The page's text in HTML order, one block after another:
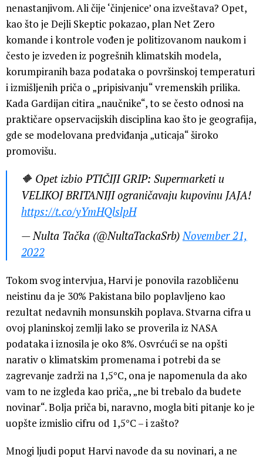
nenastanjivom. Ali čije ‘činjenice’ ona izveštava? Opet,
kao što je Dejli Skeptic pokazao, plan Net Zero
komande i kontrole vođen je politizovanom naukom i
često je izveden iz pogrešnih klimatskih modela,
korumpiranih baza podataka o površinskoj temperaturi
i izmišljenih priča o „pripisivanju“ vremenskih prilika.
Kada Gardijan citira „naučnike“, to se često odnosi na
praktičare opservacijskih disciplina kao što je geografija,
gde se modelovana predviđanja „uticaja“ široko
promovišu.
🔶 Opet izbio PTIČIJI GRIP: Supermarketi u
VELIKOJ BRITANIJI ograničavaju kupovinu JAJA!
https://t.co/yYmHQlslpH
— Nulta Tačka (@NultaTackaSrb) November 21,
2022
Tokom svog intervjua, Harvi je ponovila razobličenu
neistinu da je 30% Pakistana bilo poplavljeno kao
rezultat nedavnih monsunskih poplava. Stvarna cifra u
ovoj planinskoj zemlji lako se proverila iz NASA
podataka i iznosila je oko 8%. Osvrćući se na opšti
narativ o klimatskim promenama i potrebi da se
zagrevanje zadrži na 1,5°C, ona je napomenula da ako
vam to ne izgleda kao priča, „ne bi trebalo da budete
novinar“. Bolja priča bi, naravno, mogla biti pitanje ko je
uopšte izmislio cifru od 1,5°C – i zašto?
Mnogi ljudi poput Harvi navode da su novinari, a ne